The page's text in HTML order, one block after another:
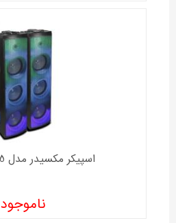
اسپیکر مکسیدر مدل AL 1024-LP5
ناموجود